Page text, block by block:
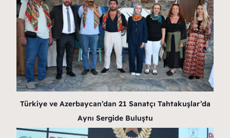
Türkiye ve Azerbaycan’dan 21 Sanatçı Tahtakuşlar’da
Aynı Sergide Buluştu